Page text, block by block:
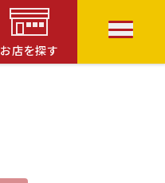
お店を探す